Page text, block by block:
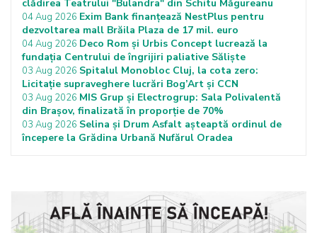
clădirea Teatrului "Bulandra" din Schitu Măgureanu
04 Aug 2026 Exim Bank finanțează NestPlus pentru
dezvoltarea mall Brăila Plaza de 17 mil. euro
04 Aug 2026 Deco Rom și Urbis Concept lucrează la
fundația Centrului de îngrijiri paliative Săliște
03 Aug 2026 Spitalul Monobloc Cluj, la cota zero:
Licitație supraveghere lucrări Bog’Art și CCN
03 Aug 2026 MIS Grup și Electrogrup: Sala Polivalentă
din Brașov, finalizată în proporție de 70%
03 Aug 2026 Selina și Drum Asfalt așteaptă ordinul de
începere la Grădina Urbană Nufărul Oradea